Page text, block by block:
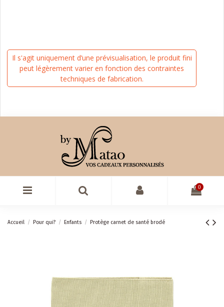
Il s'agit uniquement d’une prévisualisation, le produit fini
peut légèrement varier en fonction des contraintes
techniques de fabrication.
0
Accueil Pour qui? Enfants Protège carnet de santé brodé